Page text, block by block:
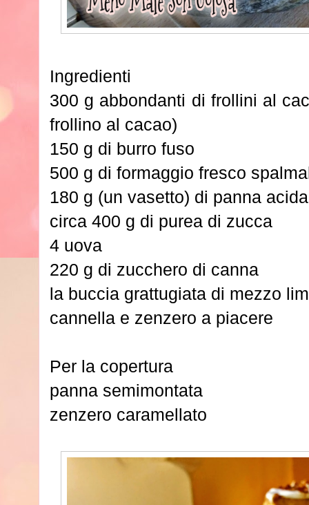
Ingredienti
300 g abbondanti di frollini al
frollino al cacao)
150 g di burro fuso
500 g di formaggio fresco
180 g (un vasetto) di panna acida
circa 400 g di purea di zucca
4 uova
220 g di zucchero di canna
la buccia grattugiata di mezzo
cannella e zenzero a piacere
Per la copertura
panna semimontata
zenzero caramellato